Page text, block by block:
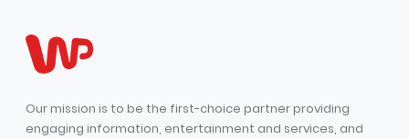
Our mission is to be the first-choice partner providing
engaging information, entertainment and services, and